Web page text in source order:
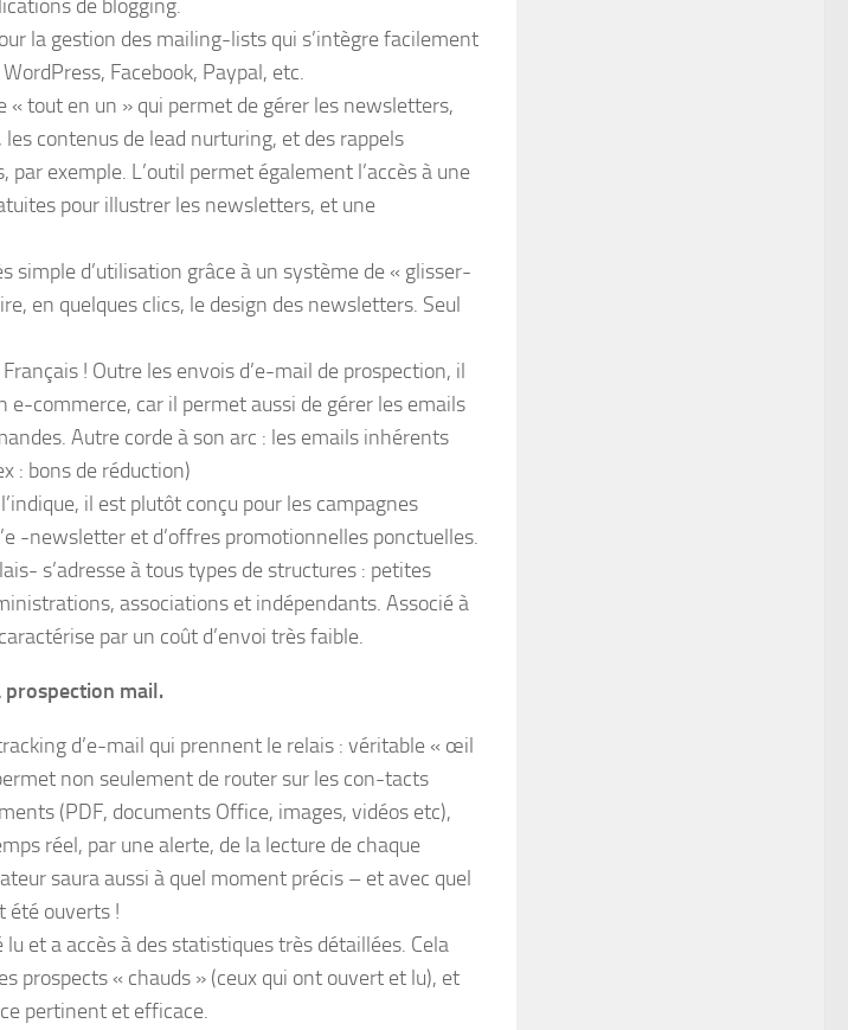
de blogging.
la gestion des mailing-lists qui s’intègre facilement
Facebook, Paypal, etc.
« tout en un » qui permet de gérer les newsletters,
contenus de lead nurturing, et des rappels
par exemple. L’outil permet également l’accès à une
pour illustrer les newsletters, et une
simple d’utilisation grâce à un système de « glisser-
en quelques clics, le design des newsletters. Seul
! Outre les envois d’e-mail de prospection, il
commerce, car il permet aussi de gérer les emails
Autre corde à son arc : les emails inhérents
: bons de réduction)
il est plutôt conçu pour les campagnes
-newsletter et d’offres promotionnelles ponctuelles.
s’adresse à tous types de structures : petites
associations et indépendants. Associé à
par un coût d’envoi très faible.
prospection mail.
d’e-mail qui prennent le relais : véritable « œil
non seulement de router sur les con-tacts
(PDF, documents Office, images, vidéos etc),
réel, par une alerte, de la lecture de chaque
saura aussi à quel moment précis – et avec quel
été ouverts !
et a accès à des statistiques très détaillées. Cela
prospects « chauds » (ceux qui ont ouvert et lu), et
pertinent et efficace.